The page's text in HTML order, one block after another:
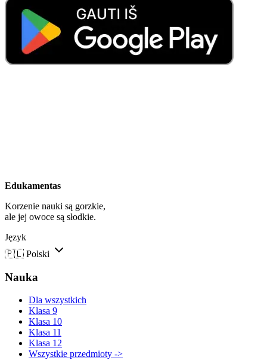
Edukamentas
Korzenie nauki są gorzkie,
ale jej owoce są słodkie.
Język
🇵🇱 Polski
Nauka
Dla wszystkich
Klasa 9
Klasa 10
Klasa 11
Klasa 12
Wszystkie przedmioty ->